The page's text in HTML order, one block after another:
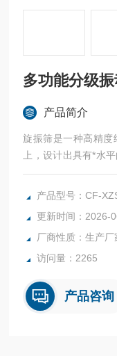
多功能分级
产品简介
旋振筛是一种高精度
上，设计出具有*水
动筛大小可定做
产品型号：CF-
更新时间：2026-
厂商性质：生产厂
访问量：2265
产品咨询